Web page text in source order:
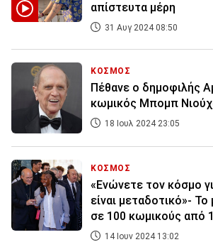
απίστευτα μέρη
31 Αυγ 2024 08:50
ΚΟΣΜΟΣ
Πέθανε ο δημοφιλής
κωμικός Μπομπ
18 Ιουλ 2024 23:05
ΚΟΣΜΟΣ
«Ενώνετε τον κόσμο
είναι μεταδοτικό»-
σε 100 κωμικούς από
14 Ιουν 2024 13:02